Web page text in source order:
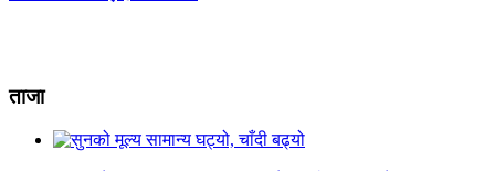
ताजा